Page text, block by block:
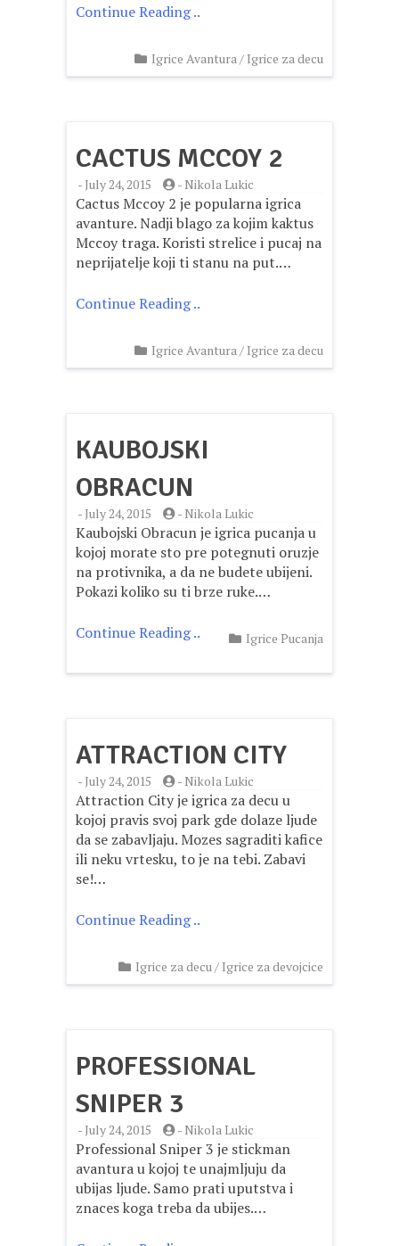
Continue Reading ..
Igrice Avantura/ Igrice za decu
CACTUS MCCOY 2
- July 24, 2015 -Nikola Lukic
Cactus Mccoy 2 je popularna igrica
avanture. Nadji blago za kojim kaktus
Mccoy traga. Koristi strelice i pucaj na
neprijatelje koji ti stanu na put.…
Continue Reading ..
Igrice Avantura/ Igrice za decu
KAUBOJSKI
OBRACUN
- July 24, 2015 -Nikola Lukic
Kaubojski Obracun je igrica pucanja u
kojoj morate sto pre potegnuti oruzje
na protivnika, a da ne budete ubijeni.
Pokazi koliko su ti brze ruke.…
Continue Reading .. Igrice Pucanja
ATTRACTION CITY
- July 24, 2015 -Nikola Lukic
Attraction City je igrica za decu u
kojoj pravis svoj park gde dolaze ljude
da se zabavljaju. Mozes sagraditi kafice
ili neku vrtesku, to je na tebi. Zabavi
se!…
Continue Reading ..
Igrice za decu/ Igrice za devojcice
PROFESSIONAL
SNIPER 3
- July 24, 2015 -Nikola Lukic
Professional Sniper 3 je stickman
avantura u kojoj te unajmljuju da
ubijas ljude. Samo prati uputstva i
znaces koga treba da ubijes.…